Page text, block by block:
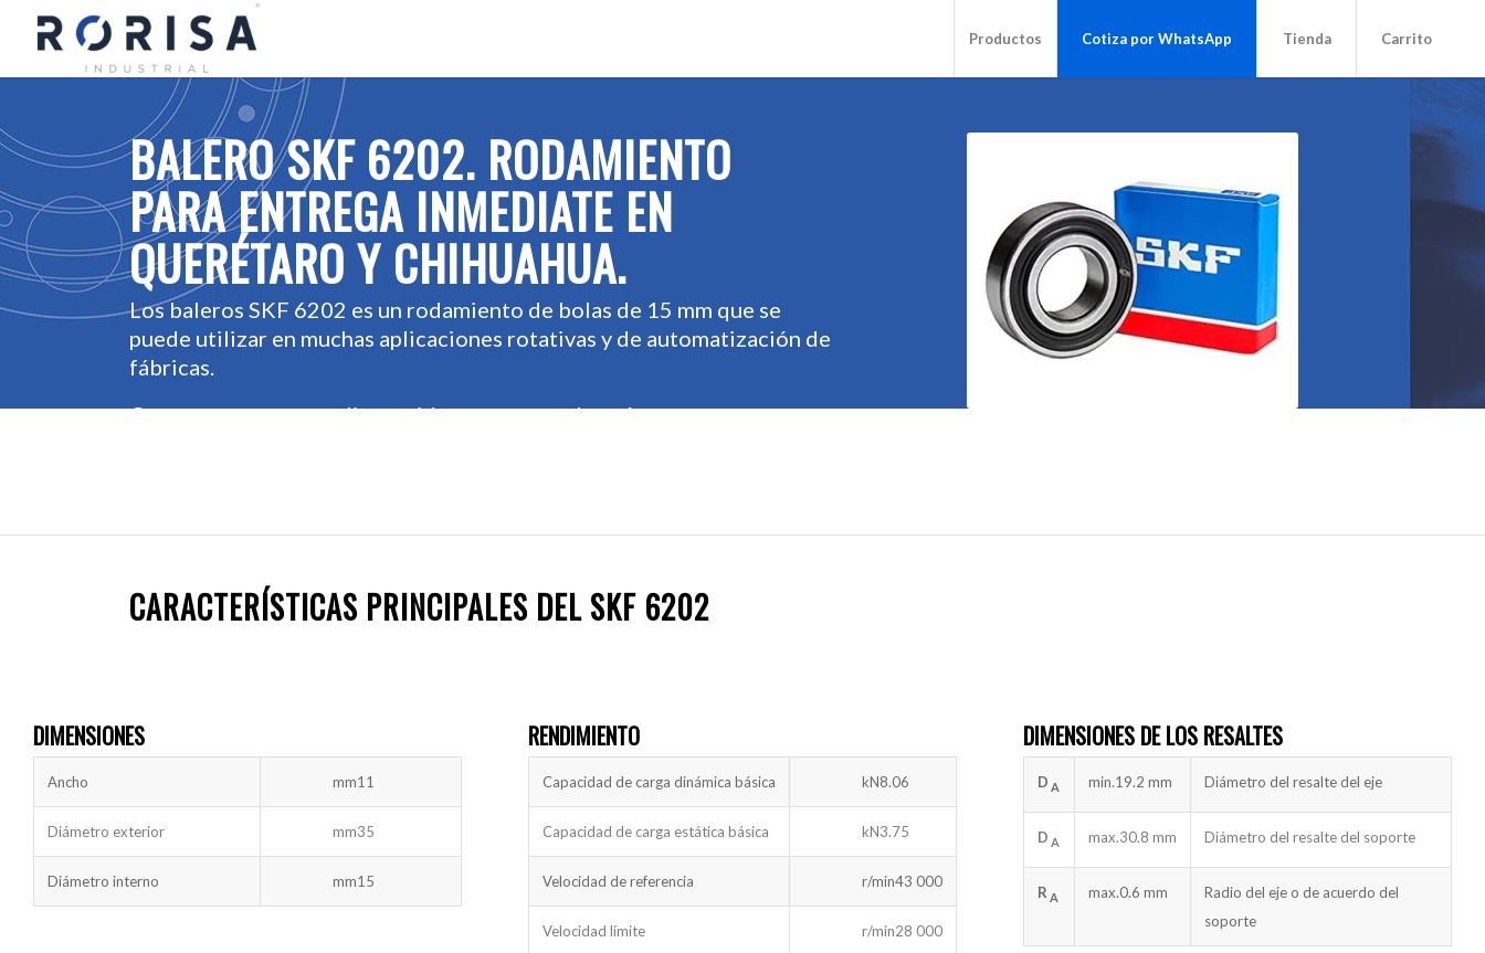
Productos Cotiza por WhatsApp Tienda Carrito
BALERO SKF 6202. RODAMIENTO
PARA ENTREGA INMEDIATE EN
QUERÉTARO Y CHIHUAHUA.
Los baleros SKF 6202 es un rodamiento de bolas de 15 mm que se
puede utilizar en muchas aplicaciones rotativas y de automatización de
fábricas.
Contamos con un amplio surtido en nuestro almacén para entrega
CARACTERÍSTICAS PRINCIPALES DEL SKF 6202
DIMENSIONES
Ancho 11
mm
Diámetro exterior 35
mm
Diámetro interno 15
mm
RENDIMIENTO
Capacidad de carga dinámica básica 8.06
kN
Capacidad de carga estática básica 3.75
kN
Velocidad de referencia 43 000
r/min
Velocidad límite 28 000
r/min
DIMENSIONES DE LOS RESALTES
D A min.19.2 mm Diámetro del resalte del eje
D A max.30.8 mm Diámetro del resalte del soporte
R A max.0.6 mm
Radio del eje o de acuerdo del
soporte